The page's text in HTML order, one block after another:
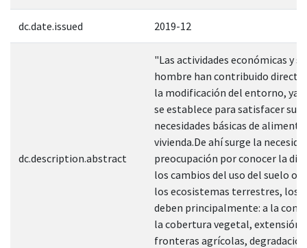
dc.date.issued 2019-12
dc.description.abstract
"Las actividades económicas y
hombre han contribuido
la modificación del entorno, ya
se establece para satisfacer sus
necesidades básicas de
vivienda.De ahí surge la
preocupación por conocer la
los cambios del uso del suelo
los ecosistemas terrestres, los
deben principalmente: a la
la cobertura vegetal, extensión
fronteras agrícolas,